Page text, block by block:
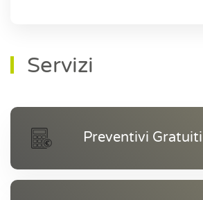
Servizi
Preventivi Gratuiti